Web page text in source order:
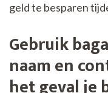
geld te besparen
Gebruik
naam en